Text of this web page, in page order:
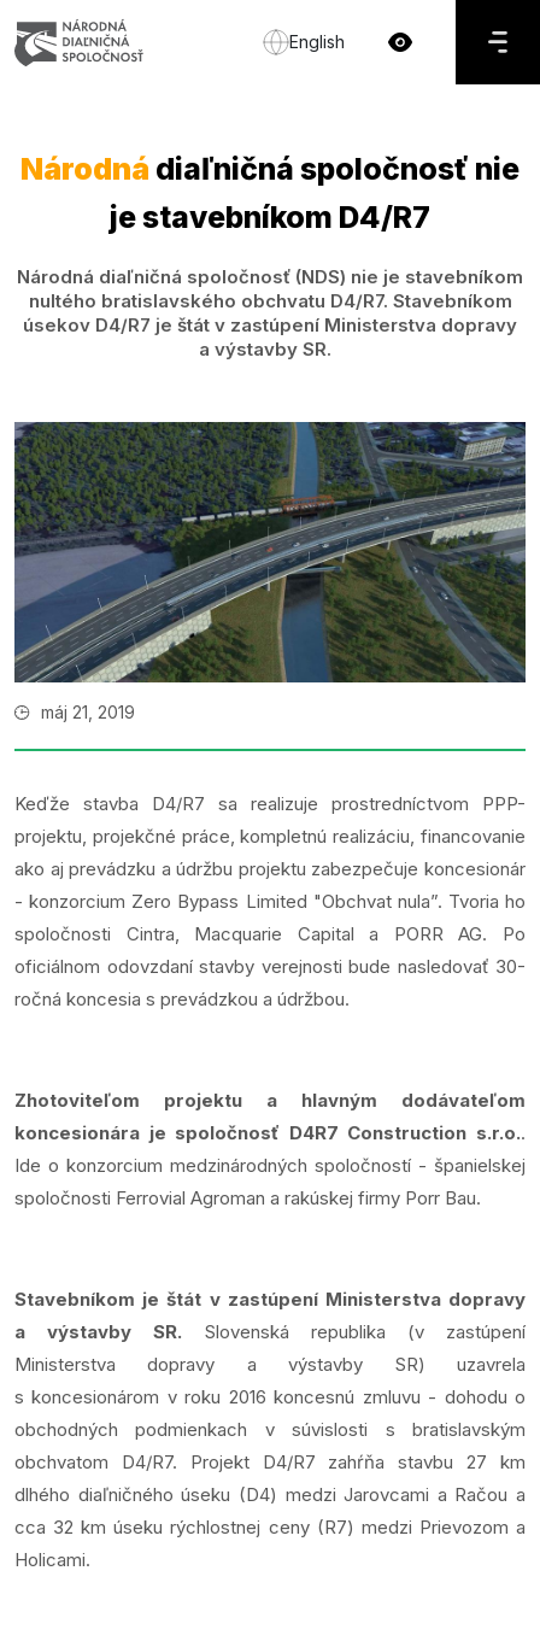
English
Národná diaľničná spoločnosť nie
je stavebníkom D4/R7
Národná diaľničná spoločnosť (NDS) nie je stavebníkom
nultého bratislavského obchvatu D4/R7. Stavebníkom
úsekov D4/R7 je štát v zastúpení Ministerstva dopravy
a výstavby SR.
máj 21, 2019
Keďže stavba D4/R7 sa realizuje prostredníctvom PPP-
projektu, projekčné práce, kompletnú realizáciu, financovanie
ako aj prevádzku a údržbu projektu zabezpečuje koncesionár
- konzorcium Zero Bypass Limited "Obchvat nula”. Tvoria ho
spoločnosti Cintra, Macquarie Capital a PORR AG. Po
oficiálnom odovzdaní stavby verejnosti bude nasledovať 30-
ročná koncesia s prevádzkou a údržbou.
Zhotoviteľom projektu a hlavným dodávateľom
koncesionára je spoločnosť D4R7 Construction s.r.o..
Ide o konzorcium medzinárodných spoločností - španielskej
spoločnosti Ferrovial Agroman a rakúskej firmy Porr Bau.
Stavebníkom je štát v zastúpení Ministerstva dopravy
a výstavby SR. Slovenská republika (v zastúpení
Ministerstva dopravy a výstavby SR) uzavrela
s koncesionárom v roku 2016 koncesnú zmluvu - dohodu o
obchodných podmienkach v súvislosti s bratislavským
obchvatom D4/R7. Projekt D4/R7 zahŕňa stavbu 27 km
dlhého diaľničného úseku (D4) medzi Jarovcami a Račou a
cca 32 km úseku rýchlostnej ceny (R7) medzi Prievozom a
Holicami.